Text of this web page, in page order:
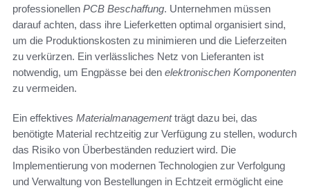
professionellen PCB Beschaffung. Unternehmen müssen
darauf achten, dass ihre Lieferketten optimal organisiert sind,
um die Produktionskosten zu minimieren und die Lieferzeiten
zu verkürzen. Ein verlässliches Netz von Lieferanten ist
notwendig, um Engpässe bei den elektronischen Komponenten
zu vermeiden.
Ein effektives Materialmanagementträgt dazu bei, das
benötigte Material rechtzeitig zur Verfügung zu stellen, wodurch
das Risiko von Überbeständen reduziert wird. Die
Implementierung von modernen Technologien zur Verfolgung
und Verwaltung von Bestellungen in Echtzeit ermöglicht eine